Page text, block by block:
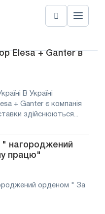
Elesa + Ganter в
В Україні
+ Ganter є компанія
здійснюються...
" нагороджений
працю"
орденом " За